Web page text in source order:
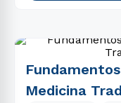
Medicina